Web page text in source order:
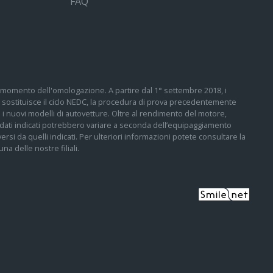
dell'omologazione. A partire dal 1° settembre 2018, i
il ciclo NEDC, la procedura di prova precedentemente
nuovi modelli di autovetture. Oltre al rendimento del motore,
indicati potrebbero variare a seconda dell’equipaggiamento
da quelli indicati. Per ulteriori informazioni potete consultare la
delle nostre filiali.